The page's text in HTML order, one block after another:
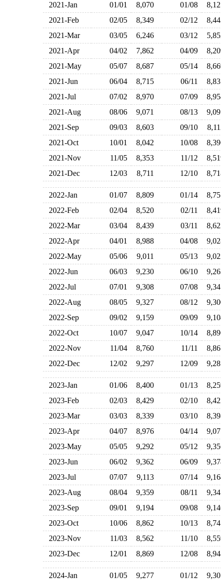
2021-Jan 01/01 8,070 01/08
2021-Feb
02/05 8,349 02/12
2021-Mar
03/05 6,246 03/12
2021-Apr
04/02 7,862 04/09
2021-May
05/07 8,687 05/14
2021-Jun
06/04 8,715 06/11
2021-Jul
07/02 8,970 07/09
2021-Aug
08/06 9,071 08/13
2021-Sep
09/03 8,603 09/10
2021-Oct
10/01 8,042 10/08
2021-Nov
11/05 8,353 11/12
2021-Dec
12/03 8,711 12/10
2022-Jan 01/07 8,809 01/14
2022-Feb
02/04 8,520 02/11
2022-Mar
03/04 8,439 03/11
2022-Apr
04/01 8,988 04/08
2022-May
05/06 9,011 05/13
2022-Jun
06/03 9,230 06/10
2022-Jul
07/01 9,308 07/08
2022-Aug
08/05 9,327 08/12
2022-Sep
09/02 9,159 09/09
2022-Oct
10/07 9,047 10/14
2022-Nov
11/04 8,760 11/11
2022-Dec
12/02 9,297 12/09
2023-Jan 01/06 8,400 01/13
2023-Feb
02/03 8,429 02/10
2023-Mar
03/03 8,339 03/10
2023-Apr
04/07 8,976 04/14
2023-May
05/05 9,292 05/12
2023-Jun
06/02 9,362 06/09
2023-Jul
07/07 9,113 07/14
2023-Aug
08/04 9,359 08/11
2023-Sep
09/01 9,194 09/08
2023-Oct
10/06 8,862 10/13
2023-Nov
11/03 8,562 11/10
2023-Dec
12/01 8,869 12/08
2024-Jan 01/05 9,277 01/12